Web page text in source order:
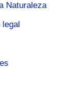
Naturaleza